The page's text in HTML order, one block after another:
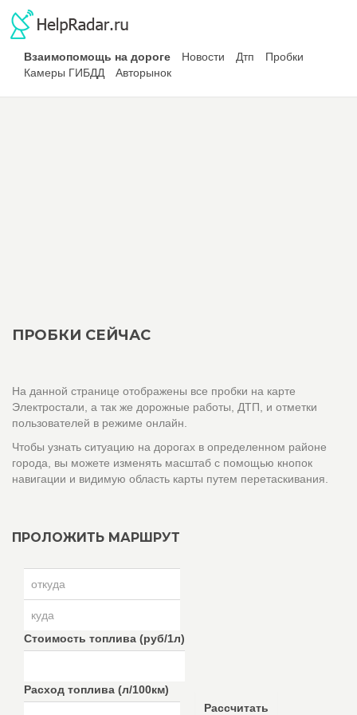
Взаимопомощь на дороге Новости Дтп
Пробки
Камеры ГИБДД
Авторынок
ПРОБКИ СЕЙЧАС
На данной странице отображены все пробки на карте
Электростали, а так же дорожные работы, ДТП, и отметки
пользователей в режиме онлайн.
Чтобы узнать ситуацию на дорогах в определенном районе
города, вы можете изменять масштаб с помощью кнопок
навигации и видимую область карты путем перетаскивания.
ПРОЛОЖИТЬ МАРШРУТ
Стоимость топлива (руб/1л)
Расход топлива (л/100км)
Рассчитать